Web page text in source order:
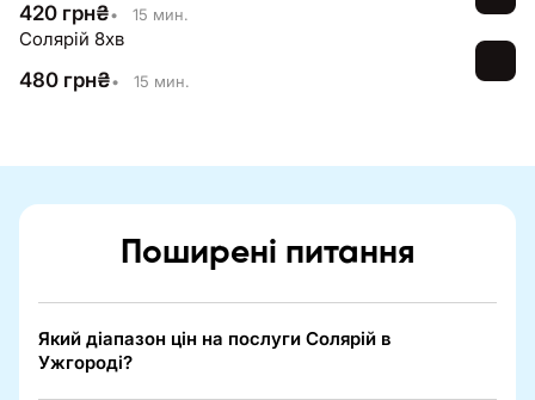
420 грн₴• 15 мин.
Солярій 8хв
480 грн₴• 15 мин.
Поширені питання
Який діапазон цін на послуги Солярій в
Ужгороді?